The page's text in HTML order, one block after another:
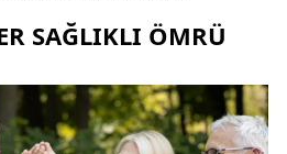
SAĞLIKLI ÖMRÜ